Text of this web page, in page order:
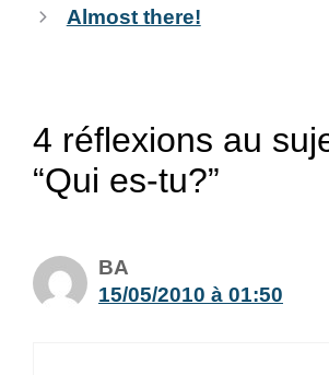
Almost there!
4 réflexions au
“Qui es-tu?”
BA
15/05/2010 à 01:50